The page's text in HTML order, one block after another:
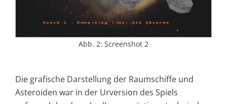
Abb. 2: Screenshot 2
Die grafische Darstellung der Raumschiffe und
Asteroiden war in der Urversion des Spiels